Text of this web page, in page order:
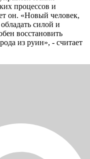
процессов и
он. «Новый человек,
силой и
восстановить
из руин», - считает